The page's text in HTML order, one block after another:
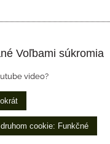
Voľbami súkromia
video?
cookie: Funkčné